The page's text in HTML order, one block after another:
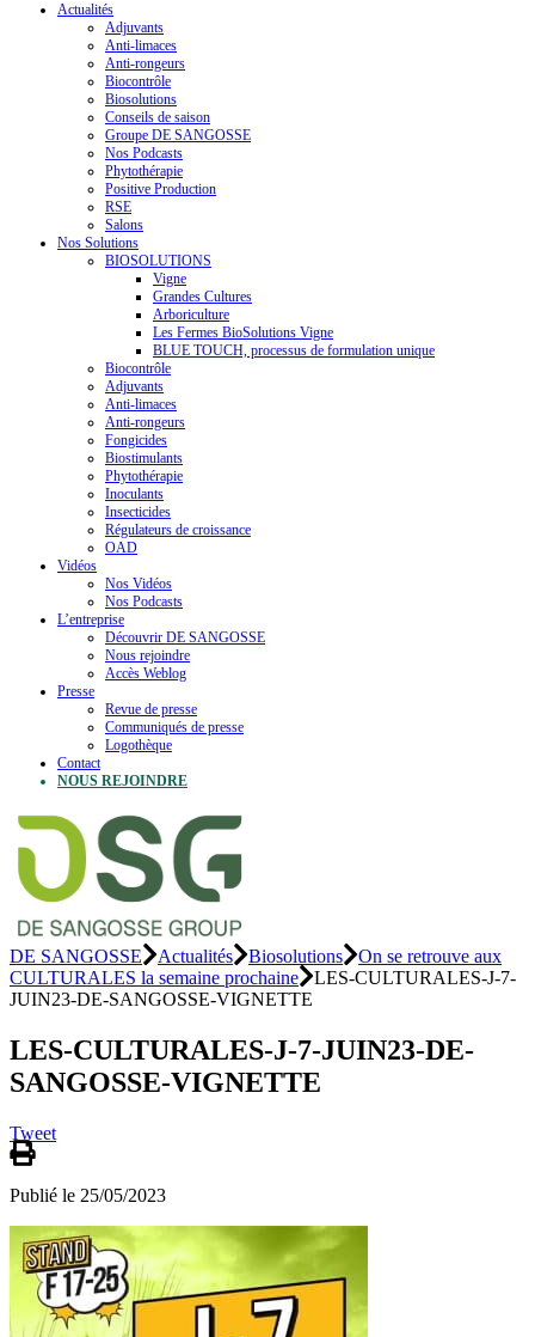
Actualités
Adjuvants
Anti-limaces
Anti-rongeurs
Biocontrôle
Biosolutions
Conseils de saison
Groupe DE SANGOSSE
Nos Podcasts
Phytothérapie
Positive Production
RSE
Salons
Nos Solutions
BIOSOLUTIONS
Vigne
Grandes Cultures
Arboriculture
Les Fermes BioSolutions Vigne
BLUE TOUCH, processus de formulation unique
Biocontrôle
Adjuvants
Anti-limaces
Anti-rongeurs
Fongicides
Biostimulants
Phytothérapie
Inoculants
Insecticides
Régulateurs de croissance
OAD
Vidéos
Nos Vidéos
Nos Podcasts
L’entreprise
Découvrir DE SANGOSSE
Nous rejoindre
Accès Weblog
Presse
Revue de presse
Communiqués de presse
Logothèque
Contact
NOUS REJOINDRE
DE SANGOSSE Actualités Biosolutions
On se retrouve aux
CULTURALES la semaine prochaine
LES-CULTURALES-J-7-
JUIN23-DE-SANGOSSE-VIGNETTE
LES-CULTURALES-J-7-JUIN23-DE-
SANGOSSE-VIGNETTE
Tweet
Publié le 25/05/2023